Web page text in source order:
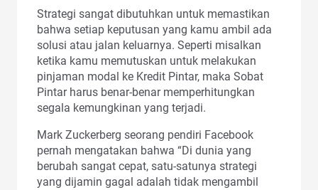
Strategi sangat dibutuhkan untuk memastikan
bahwa setiap keputusan yang kamu ambil ada
solusi atau jalan keluarnya. Seperti misalkan
ketika kamu memutuskan untuk melakukan
pinjaman modal ke Kredit Pintar, maka Sobat
Pintar harus benar-benar memperhitungkan
segala kemungkinan yang terjadi.
Mark Zuckerberg seorang pendiri Facebook
pernah mengatakan bahwa “Di dunia yang
berubah sangat cepat, satu-satunya strategi
yang dijamin gagal adalah tidak mengambil